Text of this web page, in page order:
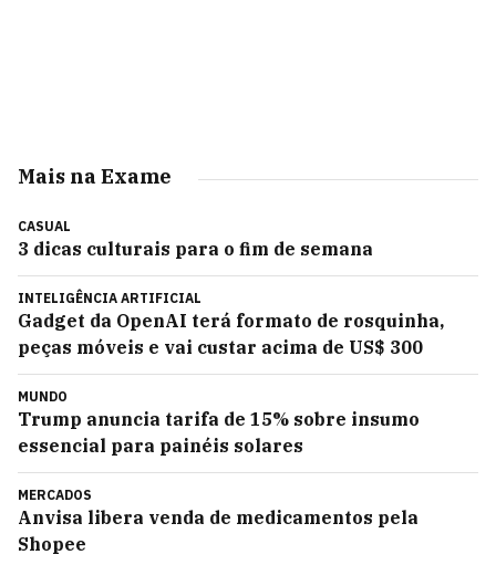
Mais na Exame
CASUAL
3 dicas culturais para o fim de semana
INTELIGÊNCIA ARTIFICIAL
Gadget da OpenAI terá formato de rosquinha,
peças móveis e vai custar acima de US$ 300
MUNDO
Trump anuncia tarifa de 15% sobre insumo
essencial para painéis solares
MERCADOS
Anvisa libera venda de medicamentos pela
Shopee